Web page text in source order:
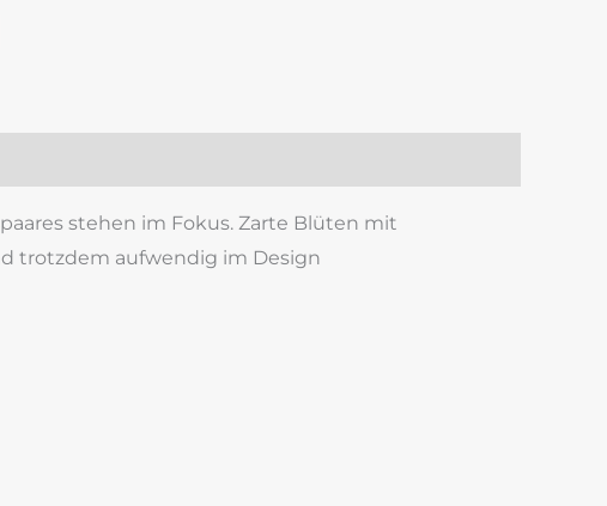
stehen im Fokus. Zarte Blüten mit
trotzdem aufwendig im Design